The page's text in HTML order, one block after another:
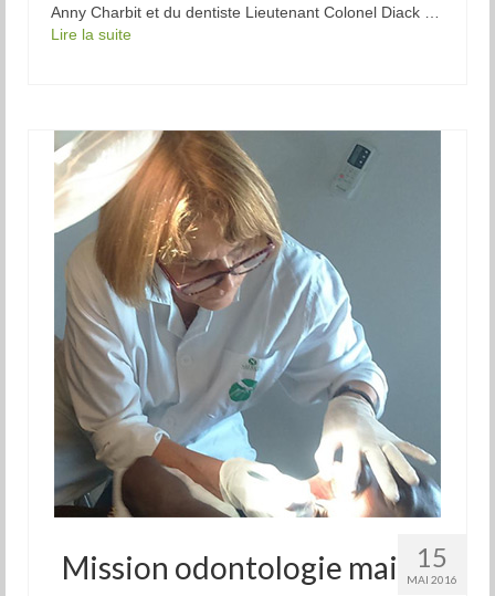
Anny Charbit et du dentiste Lieutenant Colonel Diack …
Lire la suite
15
MAI 2016
Mission odontologie mai